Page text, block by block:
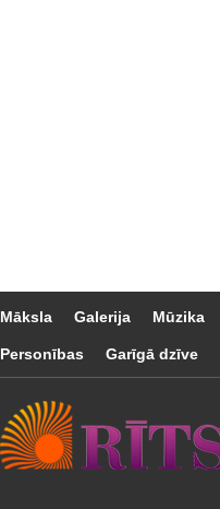
Māksla Galerija Mūzika
Personības Garīgā dzīve